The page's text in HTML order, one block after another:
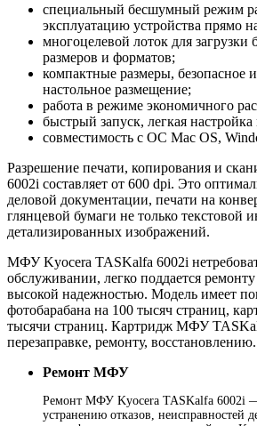
специальный бесшумный режим
эксплуатацию устройства прямо
многоцелевой лоток для загрузки
размеров и форматов;
компактные размеры, безопасное
настольное размещение;
работа в режиме экономичного
быстрый запуск, легкая
совместимость с ОС Mac OS,
Разрешение печати, копирования и
6002i составляет от 600 dpi. Это
деловой документации, печати на
глянцевой бумаги не только текстовой
детализированных изображений.
МФУ Kyocera TASKalfa 6002i
обслуживании, легко поддается
высокой надежностью. Модель имеет
фотобарабана на 100 тысяч страниц,
тысячи страниц. Картридж МФУ
перезаправке, ремонту, восстановлению.
Ремонт МФУ
Ремонт МФУ Kyocera TASKalfa 6002i
устранению отказов, неисправностей